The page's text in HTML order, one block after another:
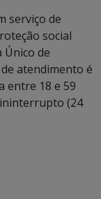
serviço de
social
Único de
de atendimento é
entre 18 e 59
(24